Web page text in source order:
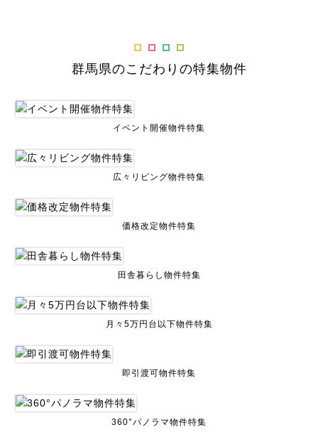
群馬県のこだわりの特集物件
イベント開催物件特集
広々リビング物件特集
価格改定物件特集
田舎暮らし物件特集
月々5万円台以下物件特集
即引渡可物件特集
360°パノラマ物件特集